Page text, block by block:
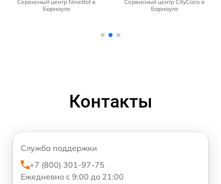
Сервисный центр NineBot в
Барнауле
Сервисный центр CityCoco в
Барнауле
Контакты
Служба поддержки
+7 (800) 301-97-75
Ежедневно с 9:00 до 21:00